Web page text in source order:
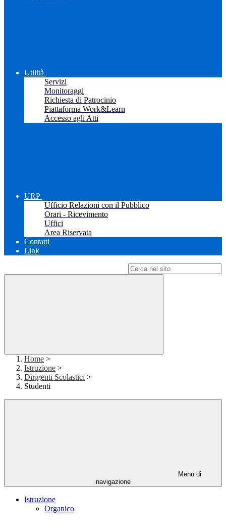
Utilità
Servizi
Monitoraggi
Richiesta di Patrocinio
Piattaforma Work&Learn
Accesso agli Atti
URP
Ufficio Relazioni con il Pubblico
Orari - Ricevimento
Uffici
Area Riservata
Contatti
Link
Home >
Istruzione >
Dirigenti Scolastici >
Studenti
Menu di
navigazione
Istruzione
Organico